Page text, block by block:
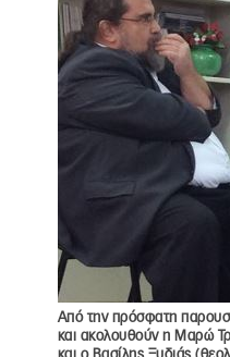
Από την πρόσφατη
και ακολουθούν η Μαρώ